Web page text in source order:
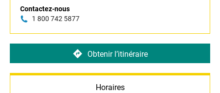
Contactez-nous
1 800 742 5877
Obtenir l’itinéraire
Horaires